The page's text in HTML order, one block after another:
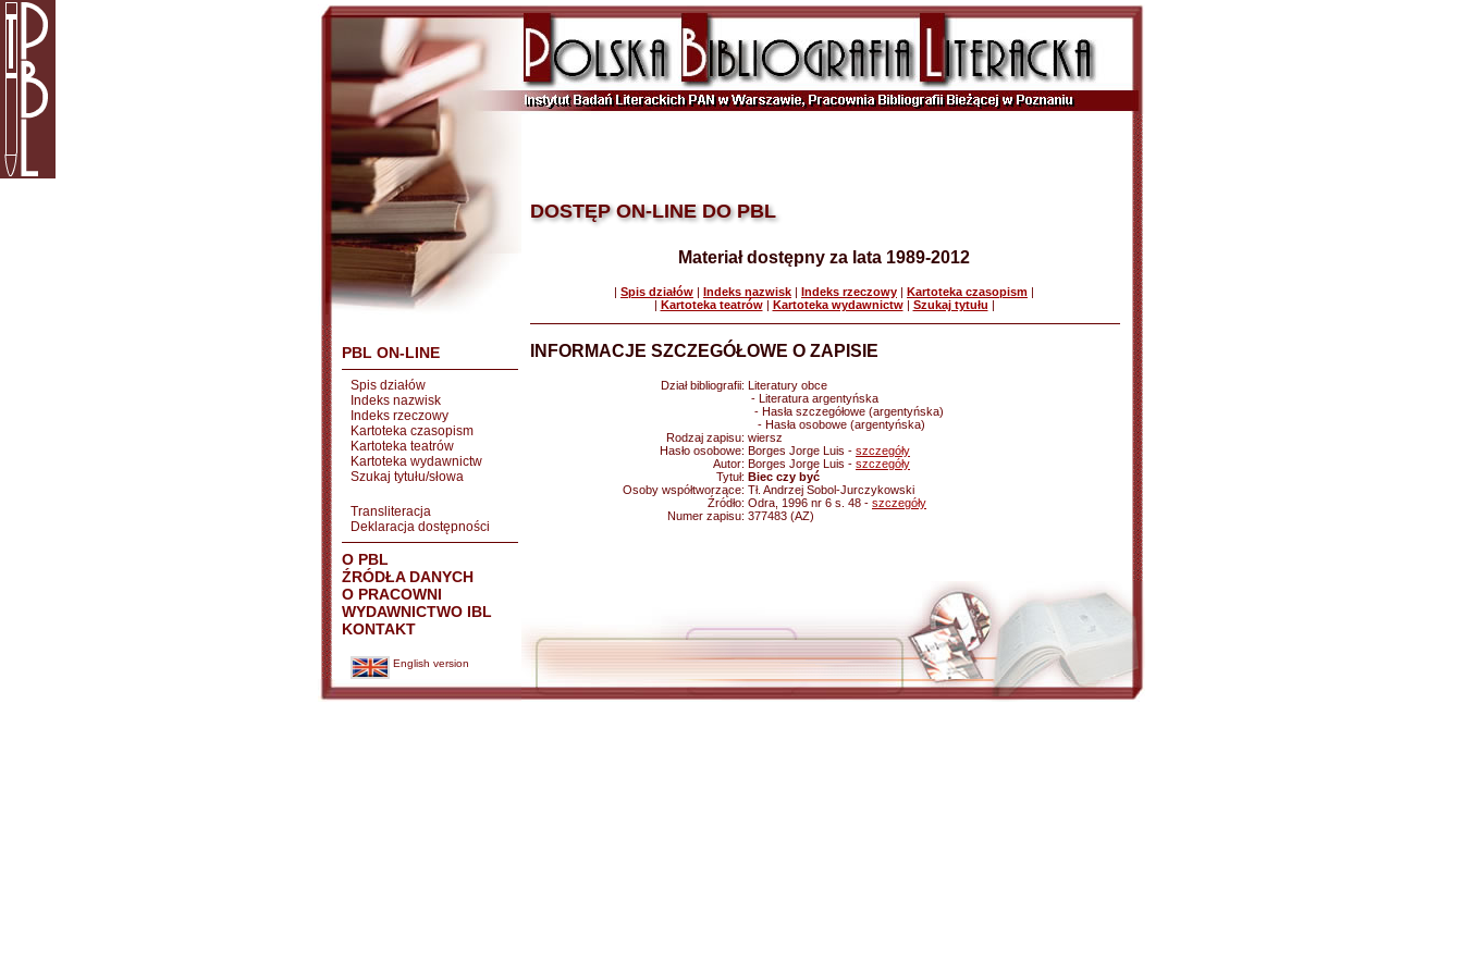
PBL ON-LINE
Spis działów
Indeks nazwisk
Indeks rzeczowy
Kartoteka czasopism
Kartoteka teatrów
Kartoteka wydawnictw
Szukaj tytułu/słowa
Transliteracja
Deklaracja dostępności
O PBL
ŹRÓDŁA DANYCH
O PRACOWNI
WYDAWNICTWO IBL
KONTAKT
English version
DOSTĘP ON-LINE DO PBL
Materiał dostępny za lata 1989-2012
| Spis działów | Indeks nazwisk | Indeks rzeczowy | Kartoteka czasopism |
| Kartoteka teatrów| Kartoteka wydawnictw| Szukaj tytułu |
INFORMACJE SZCZEGÓŁOWE O ZAPISIE
Dział bibliografii: Literatury obce
- Literatura argentyńska
- Hasła szczegółowe (argentyńska)
- Hasła osobowe (argentyńska)
Rodzaj zapisu: wiersz
Hasło osobowe: Borges Jorge Luis - szczegóły
Autor: Borges Jorge Luis - szczegóły
Tytuł: Biec czy być
Osoby współtworzące: Tł. Andrzej Sobol-Jurczykowski
Źródło: Odra, 1996 nr 6 s. 48 - szczegóły
Numer zapisu: 377483 (AZ)